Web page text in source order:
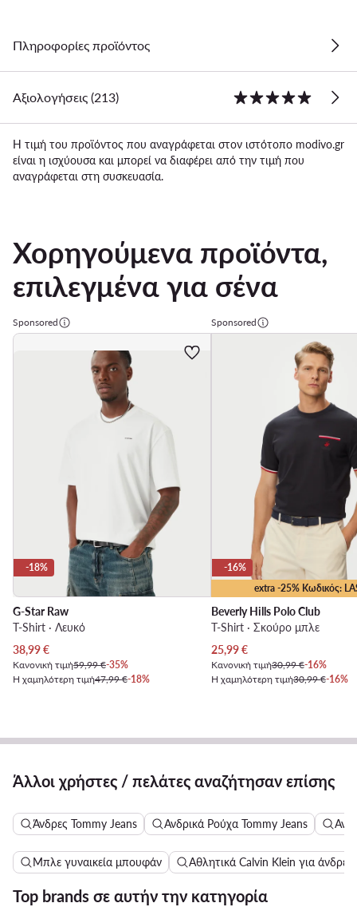
Πληροφορίες προϊόντος
Αξιολογήσεις (213)
Η τιμή του προϊόντος που αναγράφεται στον ιστότοπο modivo.gr
είναι η ισχύουσα και μπορεί να διαφέρει από την τιμή που
αναγράφεται στη συσκευασία.
Χορηγούμενα προϊόντα,
επιλεγμένα για σένα
Sponsored
-18%
G-Star Raw
T-Shirt · Λευκό
Τρέχουσα τιμή
38,99€
Κανονική τιμή59,99 €-35%
Η χαμηλότερη τιμή47,99 €-18%
Sponsored
extra -25% Κωδικός:
-16%
Beverly Hills Polo Club
T-Shirt · Σκούρο μπλε
Τρέχουσα τιμή
25,99€
Κανονική τιμή30,99 €-16%
Η χαμηλότερη τιμή30,99 €-16%
Άλλοι χρήστες / πελάτες αναζήτησαν επίσης
Άνδρες Tommy Jeans Ανδρικά Ρούχα Tommy Jeans
Μπλε γυναικεία μπουφάν Αθλητικά Calvin Klein για άνδρες
Top brands σε αυτήν την κατηγορία